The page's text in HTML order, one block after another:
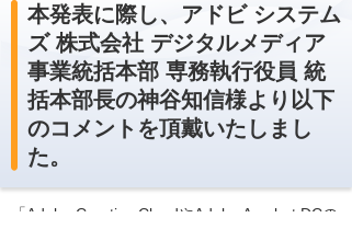
本発表に際し、アドビ システム
ズ 株式会社 デジタルメディア
事業統括本部 専務執行役員 統
括本部長の神谷知信様より以下
のコメントを頂戴いたしまし
た。
「Adobe Creative CloudやAdobe Acrobat DCの